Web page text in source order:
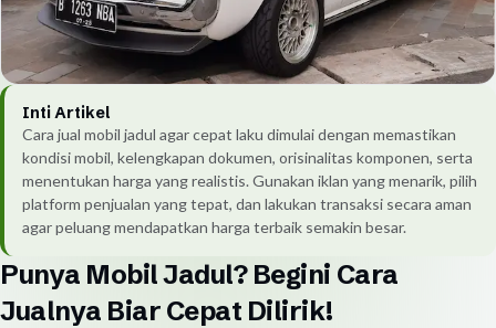
Inti Artikel
Cara jual mobil jadul agar cepat laku dimulai dengan memastikan
kondisi mobil, kelengkapan dokumen, orisinalitas komponen, serta
menentukan harga yang realistis. Gunakan iklan yang menarik, pilih
platform penjualan yang tepat, dan lakukan transaksi secara aman
agar peluang mendapatkan harga terbaik semakin besar.
Punya Mobil Jadul? Begini Cara
Jualnya Biar Cepat Dilirik!